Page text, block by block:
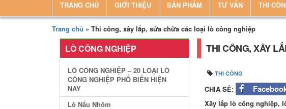
TRANG CHỦ GIỚI THIỆU SẢN PHẨM TƯ VẤN THI
Trang chủ » Thi công, xây lắp, sửa chữa các loại lò công nghiệp
LÒ CÔNG NGHIỆP
LÒ CÔNG NGHIỆP – 20 LOẠI LÒ
CÔNG NGHIỆP PHỔ BIẾN HIỆN
NAY
Lò Nấu Nhôm
THI CÔNG, XÂY
THI CÔNG
CHIA SẺ:
Xây lắp lò công nghiệp,